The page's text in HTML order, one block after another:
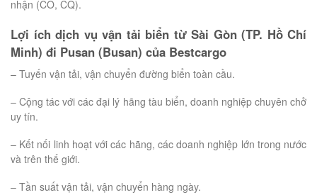
nhận (CO, CQ).
Lợi ích dịch vụ vận tải biển từ Sài Gòn (TP. Hồ Chí
Minh) đi Pusan (Busan) của Bestcargo
– Tuyến vận tải, vận chuyển đường biển toàn cầu.
– Cộng tác với các đại lý hãng tàu biển, doanh nghiệp chuyên chở
uy tín.
– Kết nối linh hoạt với các hãng, các doanh nghiệp lớn trong nước
và trên thế giới.
– Tần suất vận tải, vận chuyển hàng ngày.